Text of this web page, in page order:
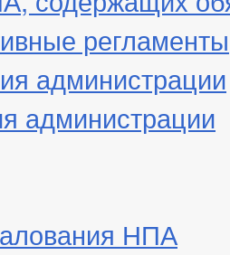
регламенты
администрации
администрации
НПА